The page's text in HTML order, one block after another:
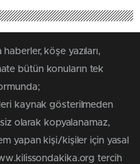
köşe yazıları,
bütün konuların tek
kaynak gösterilmeden
olarak kopyalanamaz,
yapan kişi/kişiler için yasal
tercih